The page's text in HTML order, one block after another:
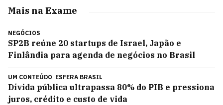
Mais na Exame
NEGÓCIOS
SP2B reúne 20 startups de Israel, Japão e
Finlândia para agenda de negócios no Brasil
UM CONTEÚDO ESFERA BRASIL
Dívida pública ultrapassa 80% do PIB e pressiona
juros, crédito e custo de vida